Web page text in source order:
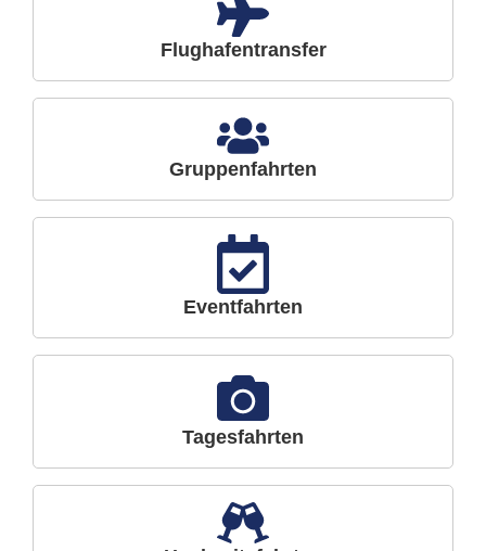
Flughafentransfer
Gruppenfahrten
Eventfahrten
Tagesfahrten